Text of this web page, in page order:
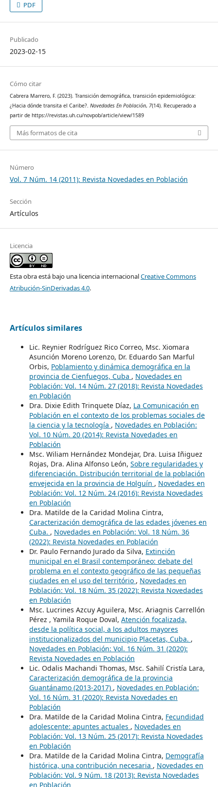
PDF
Publicado
2023-02-15
Cómo citar
Cabrera Marrero, F. (2023). Transición demográfica, transición epidemiológica:
¿Hacia dónde transita el Caribe?. Novedades En Población, 7(14). Recuperado a
partir de https://revistas.uh.cu/novpob/article/view/1589
Más formatos de cita
Número
Vol. 7 Núm. 14 (2011): Revista Novedades en Población
Sección
Artículos
Licencia
Esta obra está bajo una licencia internacionalCreative Commons
Atribución-SinDerivadas 4.0.
Artículos similares
Lic. Reynier Rodríguez Rico Correo, Msc. Xiomara
Asunción Moreno Lorenzo, Dr. Eduardo San Marful
Orbis, Poblamiento y dinámica demográfica en la
provincia de Cienfuegos, Cuba , Novedades en
Población: Vol. 14 Núm. 27 (2018): Revista Novedades
en Población
Dra. Dixie Edith Trinquete Díaz, La Comunicación en
Población en el contexto de los problemas sociales de
la ciencia y la tecnología , Novedades en Población:
Vol. 10 Núm. 20 (2014): Revista Novedades en
Población
Msc. Wiliam Hernández Mondejar, Dra. Luisa Iñiguez
Rojas, Dra. Alina Alfonso León, Sobre regularidades y
diferenciación. Distribución territorial de la población
envejecida en la provincia de Holguín , Novedades en
Población: Vol. 12 Núm. 24 (2016): Revista Novedades
en Población
Dra. Matilde de la Caridad Molina Cintra,
Caracterización demográfica de las edades jóvenes en
Cuba. , Novedades en Población: Vol. 18 Núm. 36
(2022): Revista Novedades en Población
Dr. Paulo Fernando Jurado da Silva, Extinción
municipal en el Brasil contemporáneo: debate del
problema en el contexto geográfico de las pequeñas
ciudades en el uso del território , Novedades en
Población: Vol. 18 Núm. 35 (2022): Revista Novedades
en Población
Msc. Lucrines Azcuy Aguilera, Msc. Ariagnis Carrellón
Pérez , Yamila Roque Doval, Atención focalizada,
desde la política social, a los adultos mayores
institucionalizados del municipio Placetas, Cuba. ,
Novedades en Población: Vol. 16 Núm. 31 (2020):
Revista Novedades en Población
Lic. Odalis Machandi Thomas, Msc. Sahilí Cristía Lara,
Caracterización demográfica de la provincia
Guantánamo (2013-2017) , Novedades en Población:
Vol. 16 Núm. 31 (2020): Revista Novedades en
Población
Dra. Matilde de la Caridad Molina Cintra, Fecundidad
adolescente: apuntes actuales , Novedades en
Población: Vol. 13 Núm. 25 (2017): Revista Novedades
en Población
Dra. Matilde de la Caridad Molina Cintra, Demografía
histórica, una contribución necesaria , Novedades en
Población: Vol. 9 Núm. 18 (2013): Revista Novedades
en Población